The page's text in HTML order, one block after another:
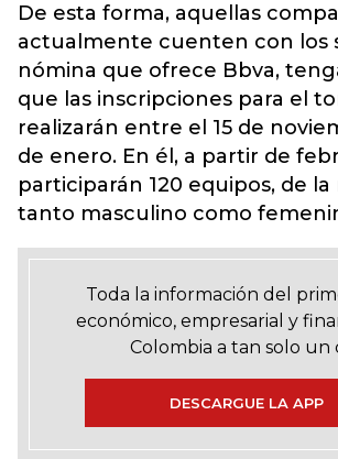
De esta forma, aquellas
actualmente cuenten con los
nómina que ofrece Bbva,
que las inscripciones para el
realizarán entre el 15 de
de enero. En él, a partir de
participarán 120 equipos, de la
tanto masculino como
Toda la información del
económico, empresarial y
Colombia a tan solo un
DESCARGUE LA APP